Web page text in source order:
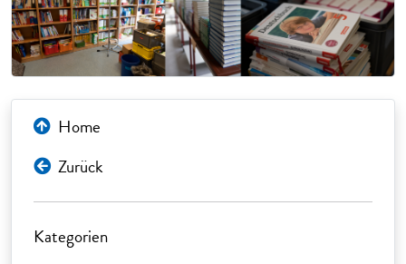
Home
Zurück
Kategorien